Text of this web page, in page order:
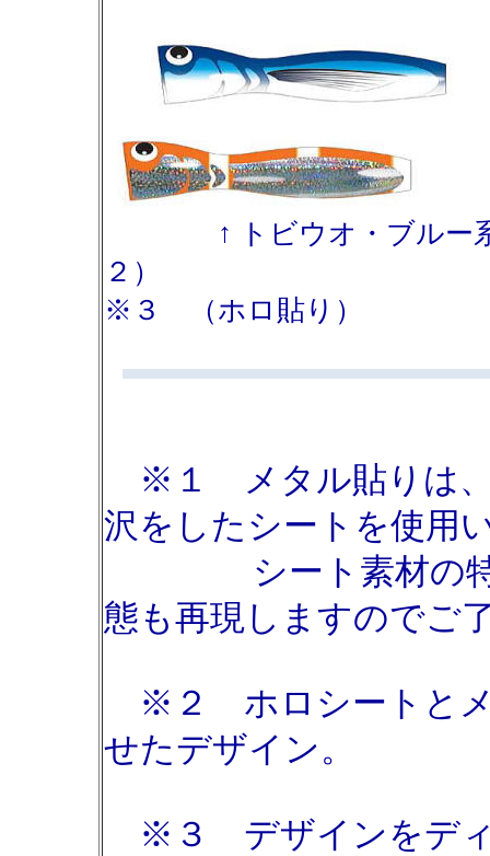
↑ トビウオ・ブルー系
２） ↑ クマノミ
※３ （ホロ貼り）
※１ メタル貼りは、
沢をしたシートを使用
シート素材の特性
態も再現しますのでご
※２ ホロシートとメ
せたデザイン。
※３ デザインをディ